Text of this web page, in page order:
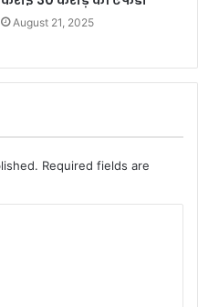
August 21, 2025
Required fields are